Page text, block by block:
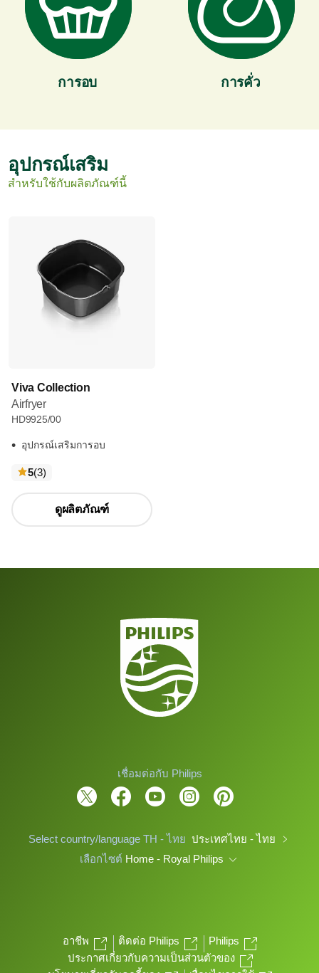
การอบ การคั่ว
อุปกรณ์เสริม
สำหรับใช้กับผลิตภัณฑ์นี้
Viva Collection
Airfryer
HD9925/00
อุปกรณ์เสริมการอบ
5(3ความ
)
ดูผลิตภัณฑ์
เชื่อมต่อกับ Philips
Select country/language TH - ไทย ประเทศไทย - ไทย
เลือกไซต์ Home - Royal Philips
อาชีพ ติดต่อ Philips
Philips
ประกาศเกี่ยวกับความเป็นส่วนตัวของ